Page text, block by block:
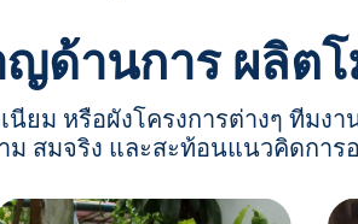
ญด้านการ ผลิต
ยม หรือผังโครงการต่างๆ ทีมง
ม สมจริง และสะท้อนแนวคิดกา